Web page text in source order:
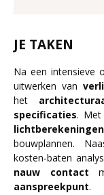
JE TAKEN
Na een intensieve
uitwerken van
het
specificaties. Met
lichtberekeningen
bouwplannen.
kosten-baten
nauw
contact
aanspreekpunt.